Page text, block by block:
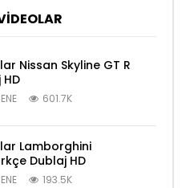
Nissan Skyline GT R
601.7K
Lamborghini
Dublaj HD
193.5K